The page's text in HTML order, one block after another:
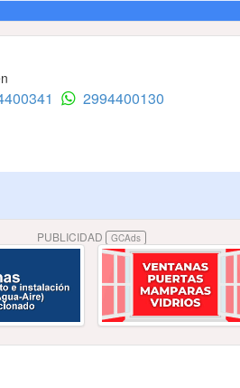
2994400130
PUBLICIDAD GCAds